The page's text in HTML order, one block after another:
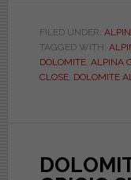
ALPINA
COME
FILED UNDER:
TAGGED WITH:
DOLOMITE, ALPINA
CLOSE, DOLOMITE